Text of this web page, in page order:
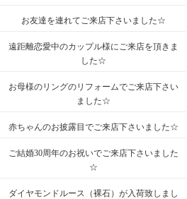
お友達を連れてご来店下さいました☆
遠距離恋愛中のカップル様にご来店を頂きま
した☆
お母様のリングのリフォームでご来店下さい
ました☆
赤ちゃんのお披露目でご来店下さいました☆
ご結婚30周年のお祝いでご来店下さいました
☆
ダイヤモンドルース（裸石）が入荷致しまし